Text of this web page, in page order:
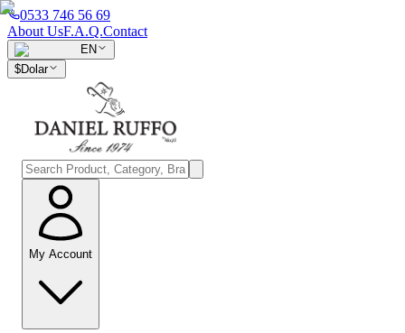
0533 746 56 69
About UsF.A.Q.Contact
EN
$Dolar
My Account